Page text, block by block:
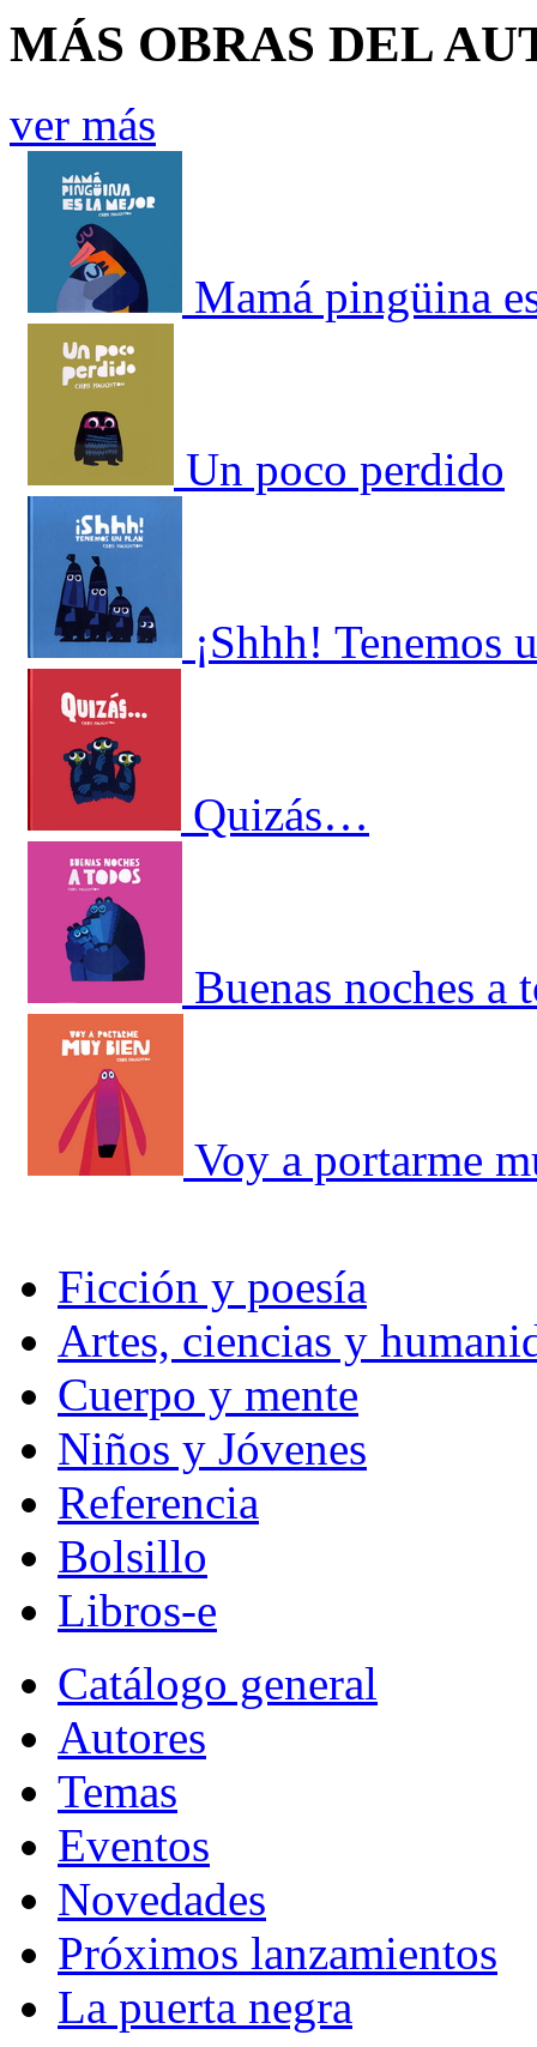
MÁS OBRAS DEL
ver más
Mamá pingüina
Un poco perdido
¡Shhh! Tenemos
Quizás…
Buenas noches a
Voy a portarme
Ficción y poesía
Artes, ciencias y
Cuerpo y mente
Niños y Jóvenes
Referencia
Bolsillo
Libros-e
Catálogo general
Autores
Temas
Eventos
Novedades
Próximos lanzamientos
La puerta negra